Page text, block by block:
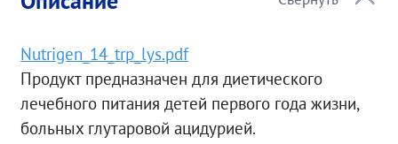
Nutrigen_14_trp_lys.pdf
Продукт предназначен для диетического
лечебного питания детей первого года жизни,
больных глутаровой ацидурией.